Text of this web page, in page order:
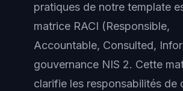
pratiques de notre template
matrice RACI (Responsible,
Accountable, Consulted,
gouvernance NIS 2. Cette
clarifie les responsabilités de